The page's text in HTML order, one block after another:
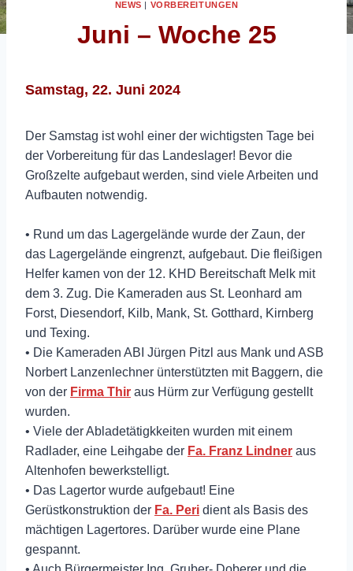
NEWS | VORBEREITUNGEN
Juni – Woche 25
Samstag, 22. Juni 2024
Der Samstag ist wohl einer der wichtigsten Tage bei
der Vorbereitung für das Landeslager! Bevor die
Großzelte aufgebaut werden, sind viele Arbeiten und
Aufbauten notwendig.
• Rund um das Lagergelände wurde der Zaun, der
das Lagergelände eingrenzt, aufgebaut. Die fleißigen
Helfer kamen von der 12. KHD Bereitschaft Melk mit
dem 3. Zug. Die Kameraden aus St. Leonhard am
Forst, Diesendorf, Kilb, Mank, St. Gotthard, Kirnberg
und Texing.
• Die Kameraden ABI Jürgen Pitzl aus Mank und ASB
Norbert Lanzenlechner ünterstützten mit Baggern, die
von der Firma Thir aus Hürm zur Verfügung gestellt
wurden.
• Viele der Abladetätigkkeiten wurden mit einem
Radlader, eine Leihgabe der Fa. Franz Lindner aus
Altenhofen bewerkstelligt.
• Das Lagertor wurde aufgebaut! Eine
Gerüstkonstruktion der Fa. Peri dient als Basis des
mächtigen Lagertores. Darüber wurde eine Plane
gespannt.